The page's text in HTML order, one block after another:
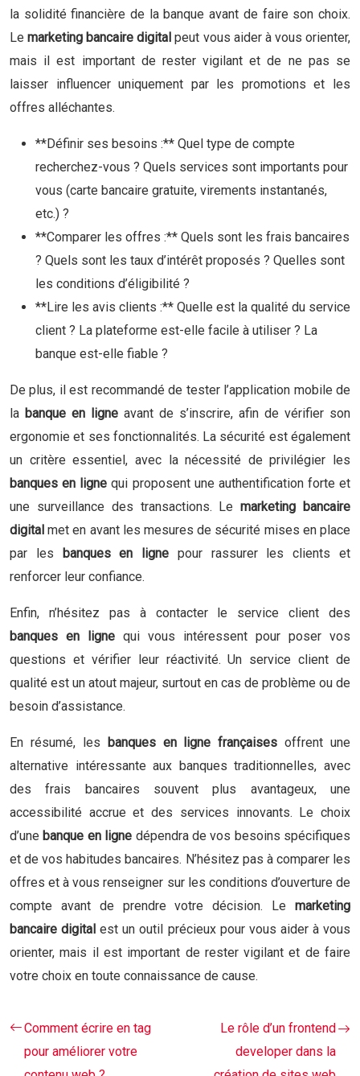
la solidité financière de la banque avant de faire son choix.
Lemarketing bancaire digitalpeut vous aider à vous orienter,
mais il est important de rester vigilant et de ne pas se
laisser influencer uniquement par les promotions et les
offres alléchantes.
**Définir ses besoins :** Quel type de compte
recherchez-vous ? Quels services sont importants pour
vous (carte bancaire gratuite, virements instantanés,
etc.) ?
**Comparer les offres :** Quels sont les frais bancaires
? Quels sont les taux d’intérêt proposés ? Quelles sont
les conditions d’éligibilité ?
**Lire les avis clients :** Quelle est la qualité du service
client ? La plateforme est-elle facile à utiliser ? La
banque est-elle fiable ?
De plus, il est recommandé de tester l’application mobile de
la banque en ligne avant de s’inscrire, afin de vérifier son
ergonomie et ses fonctionnalités. La sécurité est également
un critère essentiel, avec la nécessité de privilégier les
banques en lignequi proposent une authentification forte et
une surveillance des transactions. Lemarketing bancaire
digitalmet en avant les mesures de sécurité mises en place
par les banques en ligne pour rassurer les clients et
renforcer leur confiance.
Enfin, n’hésitez pas à contacter le service client des
banques en ligne qui vous intéressent pour poser vos
questions et vérifier leur réactivité. Un service client de
qualité est un atout majeur, surtout en cas de problème ou de
besoin d’assistance.
En résumé, les banques en ligne françaisesoffrent une
alternative intéressante aux banques traditionnelles, avec
des frais bancaires souvent plus avantageux, une
accessibilité accrue et des services innovants. Le choix
d’une banque en ligne dépendra de vos besoins spécifiques
et de vos habitudes bancaires. N’hésitez pas à comparer les
offres et à vous renseigner sur les conditions d’ouverture de
compte avant de prendre votre décision. Le marketing
bancaire digitalest un outil précieux pour vous aider à vous
orienter, mais il est important de rester vigilant et de faire
votre choix en toute connaissance de cause.
Comment écrire en tag
pour améliorer votre
Le rôle d’un frontend
developer dans la